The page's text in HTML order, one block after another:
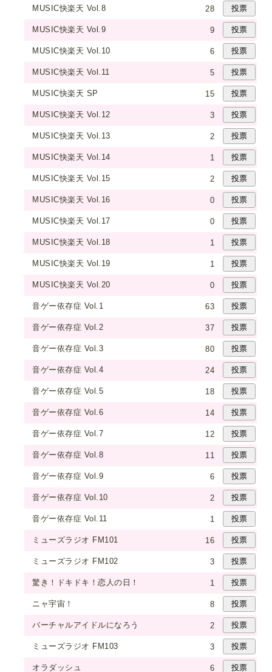
MUSIC快楽天 Vol.8 28
MUSIC快楽天 Vol.9 9
MUSIC快楽天 Vol.10 6
MUSIC快楽天 Vol.11 5
MUSIC快楽天 SP 15
MUSIC快楽天 Vol.12 3
MUSIC快楽天 Vol.13 2
MUSIC快楽天 Vol.14 1
MUSIC快楽天 Vol.15 2
MUSIC快楽天 Vol.16 0
MUSIC快楽天 Vol.17 0
MUSIC快楽天 Vol.18 1
MUSIC快楽天 Vol.19 1
MUSIC快楽天 Vol.20 0
音ゲー依存症 Vol.1 63
音ゲー依存症 Vol.2 37
音ゲー依存症 Vol.3 80
音ゲー依存症 Vol.4 24
音ゲー依存症 Vol.5 18
音ゲー依存症 Vol.6 14
音ゲー依存症 Vol.7 12
音ゲー依存症 Vol.8 11
音ゲー依存症 Vol.9 6
音ゲー依存症 Vol.10 2
音ゲー依存症 Vol.11 1
ミューズラジオ FM101 16
ミューズラジオ FM102 3
驚き！ドキドキ！恋人の日！ 1
ニャ宇宙！ 8
バーチャルアイドルになろう 2
ミューズラジオ FM103 3
オラダッシュ 6